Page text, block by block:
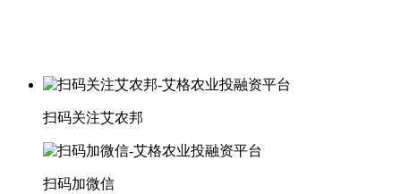
扫码关注艾农邦
扫码加微信